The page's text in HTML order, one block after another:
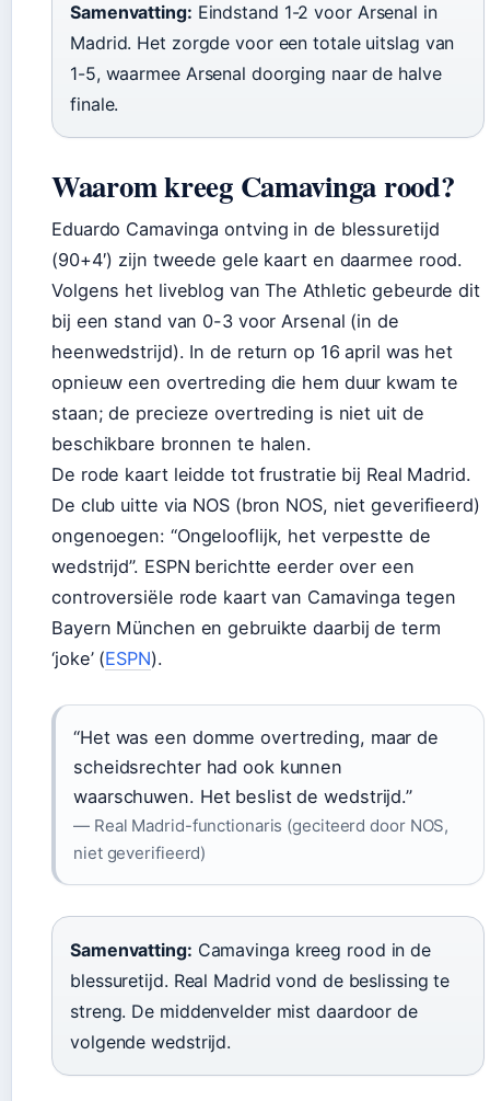
Samenvatting: Eindstand 1-2 voor Arsenal in
Madrid. Het zorgde voor een totale uitslag van
1-5, waarmee Arsenal doorging naar de halve
finale.
Waarom kreeg Camavinga rood?
Eduardo Camavinga ontving in de blessuretijd
(90+4′) zijn tweede gele kaart en daarmee rood.
Volgens het liveblog van The Athletic gebeurde dit
bij een stand van 0-3 voor Arsenal (in de
heenwedstrijd). In de return op 16 april was het
opnieuw een overtreding die hem duur kwam te
staan; de precieze overtreding is niet uit de
beschikbare bronnen te halen.
De rode kaart leidde tot frustratie bij Real Madrid.
De club uitte via NOS (bron NOS, niet geverifieerd)
ongenoegen: “Ongelooflijk, het verpestte de
wedstrijd”. ESPN berichtte eerder over een
controversiële rode kaart van Camavinga tegen
Bayern München en gebruikte daarbij de term
‘joke’ (ESPN).
“Het was een domme overtreding, maar de
scheidsrechter had ook kunnen
waarschuwen. Het beslist de wedstrijd.”
— Real Madrid-functionaris (geciteerd door NOS,
niet geverifieerd)
Samenvatting: Camavinga kreeg rood in de
blessuretijd. Real Madrid vond de beslissing te
streng. De middenvelder mist daardoor de
volgende wedstrijd.